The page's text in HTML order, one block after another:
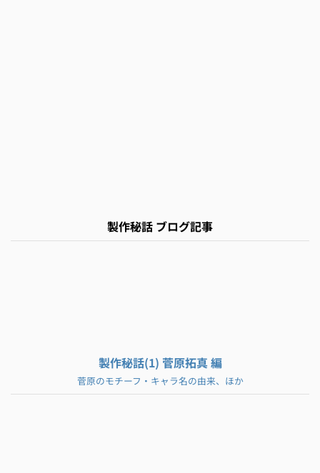
製作秘話 ブログ記事
製作秘話(1) 菅原拓真 編
菅原のモチーフ・キャラ名の由来、ほか